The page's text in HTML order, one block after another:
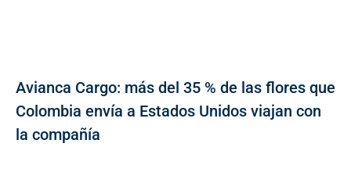
Avianca Cargo: más del 35 % de las flores que
Colombia envía a Estados Unidos viajan con
la compañía